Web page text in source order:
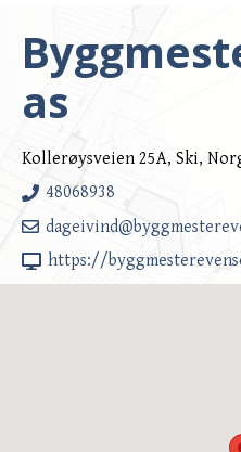
as
Kollerøysveien 25A, Ski,
48068938
https://